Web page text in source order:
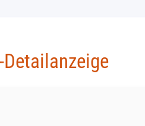
Detailanzeige